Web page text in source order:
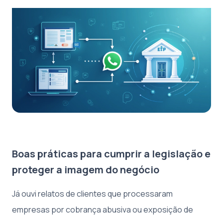
Boas práticas para cumprir a legislação e
proteger a imagem do negócio
Já ouvi relatos de clientes que processaram
empresas por cobrança abusiva ou exposição de